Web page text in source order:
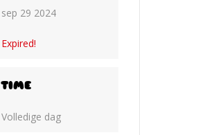
sep 29 2024
Expired!
TIME
Volledige dag